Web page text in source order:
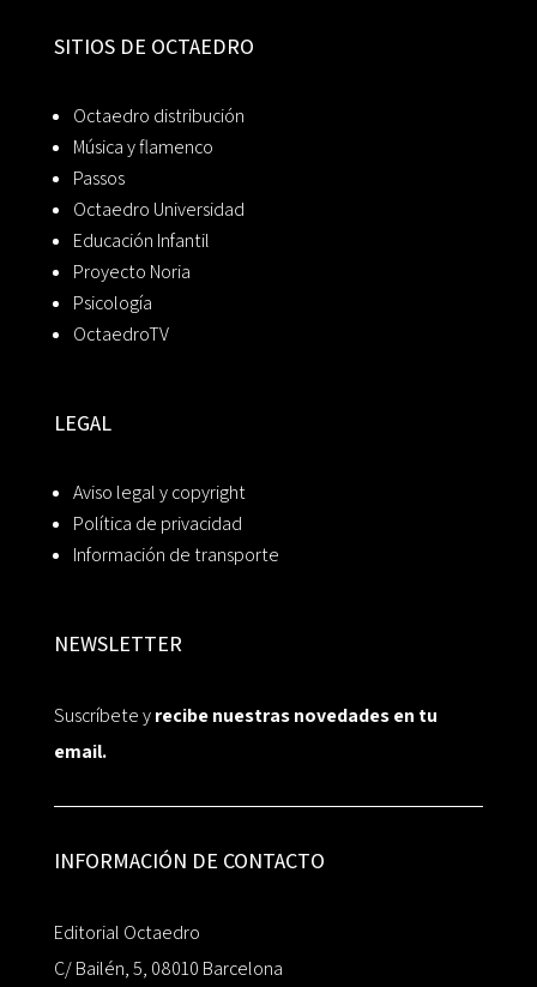
SITIOS DE OCTAEDRO
Octaedro distribución
Música y flamenco
Passos
Octaedro Universidad
Educación Infantil
Proyecto Noria
Psicología
OctaedroTV
LEGAL
Aviso legal y copyright
Política de privacidad
Información de transporte
NEWSLETTER
Suscríbete yrecibe nuestras novedades en tu
email.
INFORMACIÓN DE CONTACTO
Editorial Octaedro
C/ Bailén, 5, 08010 Barcelona